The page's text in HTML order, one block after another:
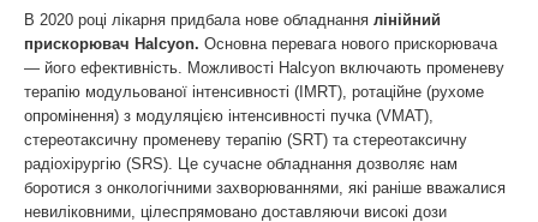
В 2020 році лікарня придбала нове обладнання лінійний
прискорювач Halcyon. Основна перевага нового прискорювача
— його ефективність. Можливості Halcyon включають променеву
терапію модульованої інтенсивності (IMRT), ротаційне (рухоме
опромінення) з модуляцією інтенсивності пучка (VMAT),
стереотаксичну променеву терапію (SRT) та стереотаксичну
радіохірургію (SRS). Це сучасне обладнання дозволяє нам
боротися з онкологічними захворюваннями, які раніше вважалися
невиліковними, цілеспрямовано доставляючи високі дози